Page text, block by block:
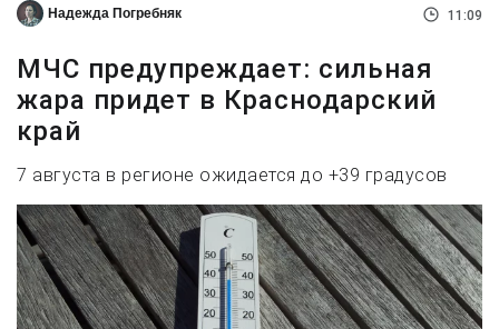
Надежда Погребняк 11:09
МЧС предупреждает: сильная
жара придет в Краснодарский
край
7 августа в регионе ожидается до +39 градусов